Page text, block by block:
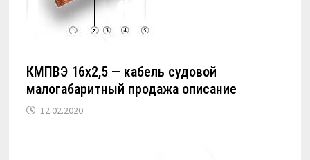
КМПВЭ 16х2,5 — кабель судовой
малогабаритный продажа описание
12.02.2020